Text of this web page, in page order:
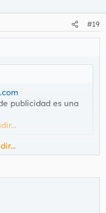
#19
publicidad es una